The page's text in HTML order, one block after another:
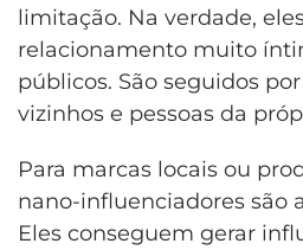
limitação. Na verdade,
relacionamento muito
públicos. São seguidos
vizinhos e pessoas da
Para marcas locais ou
nano-influenciadores são
Eles conseguem gerar